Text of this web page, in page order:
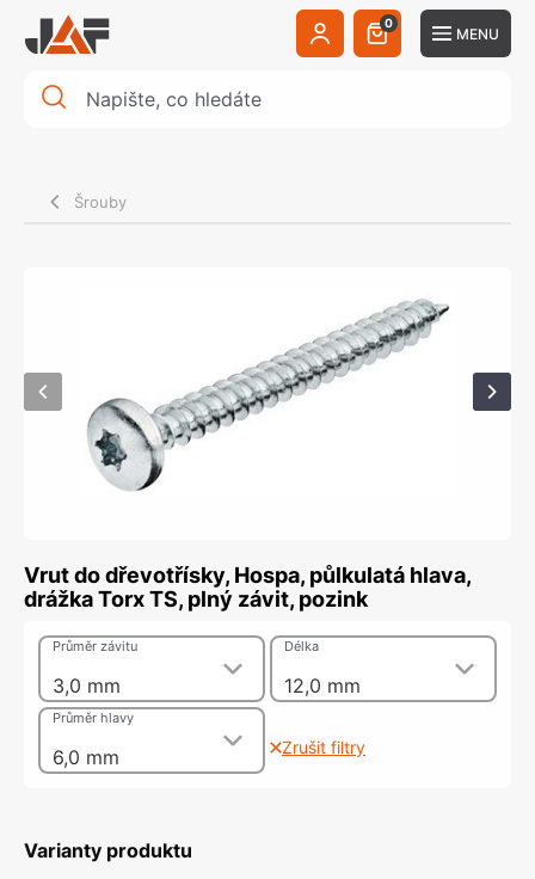
0
MENU
Šrouby
Vrut do dřevotřísky, Hospa, půlkulatá hlava,
drážka Torx TS, plný závit, pozink
3,0 mm
Průměr závitu
12,0 mm
Délka
6,0 mm
Průměr hlavy
Zrušit filtry
Varianty produktu